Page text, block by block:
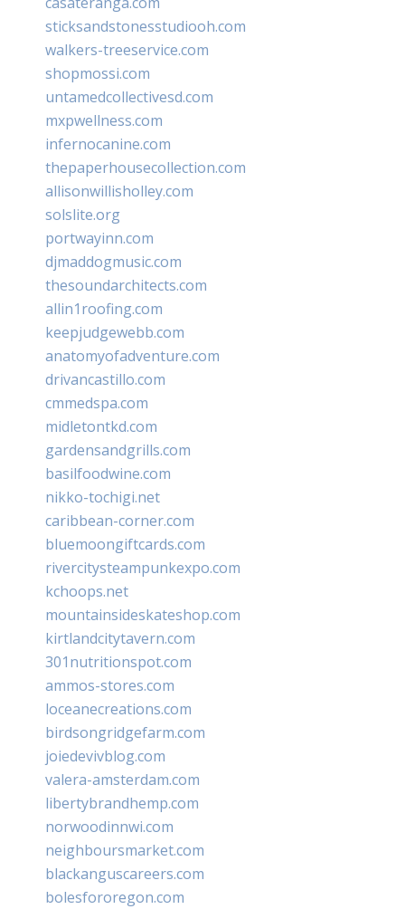
sticksandstonesstudiooh.com
walkers-treeservice.com
shopmossi.com
untamedcollectivesd.com
mxpwellness.com
infernocanine.com
thepaperhousecollection.com
allisonwillisholley.com
solslite.org
portwayinn.com
djmaddogmusic.com
thesoundarchitects.com
allin1roofing.com
keepjudgewebb.com
anatomyofadventure.com
drivancastillo.com
cmmedspa.com
midletontkd.com
gardensandgrills.com
basilfoodwine.com
nikko-tochigi.net
caribbean-corner.com
bluemoongiftcards.com
rivercitysteampunkexpo.com
kchoops.net
mountainsideskateshop.com
kirtlandcitytavern.com
301nutritionspot.com
ammos-stores.com
loceanecreations.com
birdsongridgefarm.com
joiedevivblog.com
valera-amsterdam.com
libertybrandhemp.com
norwoodinnwi.com
neighboursmarket.com
blackanguscareers.com
bolesfororegon.com